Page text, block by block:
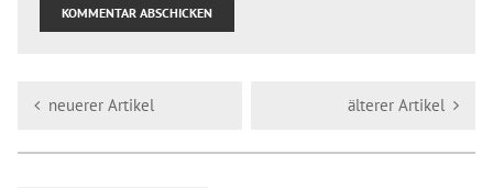
neuerer Artikel älterer Artikel